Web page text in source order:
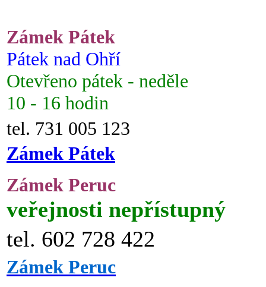
Zámek Pátek
Pátek nad Ohří
Otevřeno pátek - neděle
10 - 16 hodin
tel. 731 005 123
Zámek Pátek
Zámek Peruc
veřejnosti nepřístupný
tel. 602 728 422
Zámek Peruc